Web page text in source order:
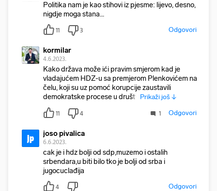
Politika nam je kao stihovi iz pjesme: lijevo, desno,
nigdje moga stana...
11 3 Odgovori
kormilar
4.6.2023.
Kako država može ići pravim smjerom kad je
vladajućem HDZ-u sa premjerom Plenkovićem na
čelu, koji su uz pomoć korupcije zaustavili
demokratske procese u društv Prikaži još ↓
11 4 1 Odgovori
jp joso pivalica
6.6.2023.
cak je i hdz bolji od sdp,muzemo i ostalih
srbendara,u biti bilo tko je bolji od srba i
jugocuclađija
4 Odgovori